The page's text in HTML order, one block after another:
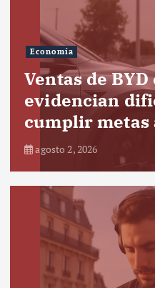
Economía
Ventas de
evidencian
cumplir metas
agosto 2, 2026